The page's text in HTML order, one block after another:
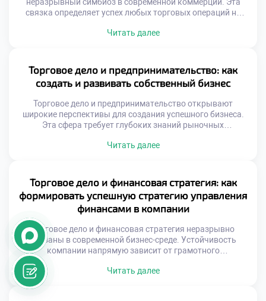
связка определяет успех любых торговых операций на
товара превращается в хаос. Грамотное управление
процессы и избегать критических ошибок. Именно этот
синтез знаний делает специалиста ценным […]
Читать далее
Торговое дело и предпринимательство: как
создать и развивать собственный бизнес
Торговое дело и предпринимательство открывают
широкие перспективы для создания успешного бизнеса.
Эта сфера требует глубоких знаний рыночных
коммерсанты изучают основы экономики и правового
конкуренции. Понимание сути торговых процессов
является фундаментом любого коммерческого
начинания. Современная торговля трансформируется под
влиянием цифровых технологий […]
Читать далее
Торговое дело и финансовая стратегия: как
формировать успешную стратегию управления
финансами в компании
Торговое дело и финансовая стратегия неразрывно
связаны в современной бизнес-среде. Устойчивость
компании напрямую зависит от грамотного
распределения ресурсов. Финансы выступают
кровеносной системой любого торгового предприятия.
Без четкого плана движение товаров превращается в
Читать далее